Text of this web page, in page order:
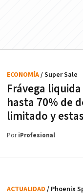
Frávega
hasta 70% de
limitado y
ECONOMÍA/ Super Sale
PoriProfesional
ACTUALIDAD / Phoenix